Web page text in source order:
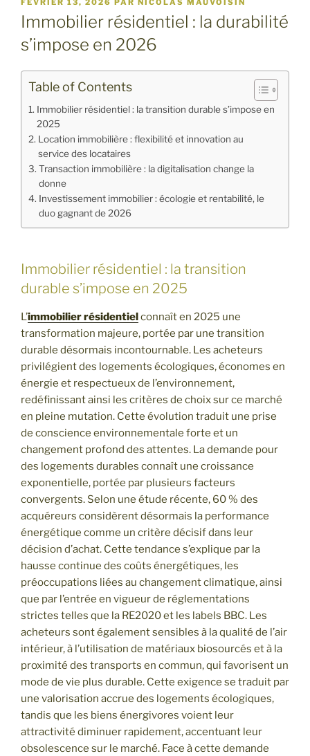
LE
FÉVRIER 13, 2026 PAR NICOLAS MAUVOISIN
Immobilier résidentiel : la durabilité
s’impose en 2026
Table of Contents
Immobilier résidentiel : la transition durable s’impose en
2025
Location immobilière : flexibilité et innovation au
service des locataires
Transaction immobilière : la digitalisation change la
donne
Investissement immobilier : écologie et rentabilité, le
duo gagnant de 2026
Immobilier résidentiel : la transition
durable s’impose en 2025
L’immobilier résidentielconnaît en 2025 une
transformation majeure, portée par une transition
durable désormais incontournable. Les acheteurs
privilégient des logements écologiques, économes en
énergie et respectueux de l’environnement,
redéfinissant ainsi les critères de choix sur ce marché
en pleine mutation. Cette évolution traduit une prise
de conscience environnementale forte et un
changement profond des attentes. La demande pour
des logements durables connaît une croissance
exponentielle, portée par plusieurs facteurs
convergents. Selon une étude récente, 60 % des
acquéreurs considèrent désormais la performance
énergétique comme un critère décisif dans leur
décision d’achat. Cette tendance s’explique par la
hausse continue des coûts énergétiques, les
préoccupations liées au changement climatique, ainsi
que par l’entrée en vigueur de réglementations
strictes telles que la RE2020 et les labels BBC. Les
acheteurs sont également sensibles à la qualité de l’air
intérieur, à l’utilisation de matériaux biosourcés et à la
proximité des transports en commun, qui favorisent un
mode de vie plus durable. Cette exigence se traduit par
une valorisation accrue des logements écologiques,
tandis que les biens énergivores voient leur
attractivité diminuer rapidement, accentuant leur
obsolescence sur le marché. Face à cette demande